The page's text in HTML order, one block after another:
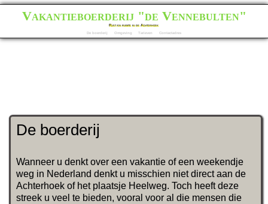
Vakantieboerderij "de Vennebulten"
Rust en ruimte in de Achterhoek
De boerderij
Omgeving Tarieven Contactadres
De boerderij
Wanneer u denkt over een vakantie of een weekendje
weg in Nederland denkt u misschien niet direct aan de
Achterhoek of het plaatsje Heelweg. Toch heeft deze
streek u veel te bieden, vooral voor al die mensen die